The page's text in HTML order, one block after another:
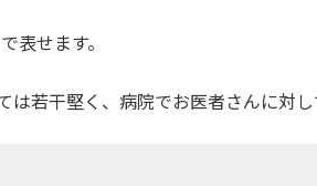
表せます。
は若干堅く、病院でお医者さんに対し